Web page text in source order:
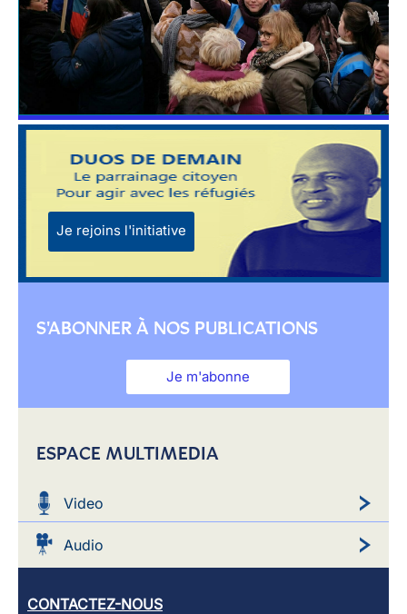
Je rejoins l'initiative
S'ABONNER À NOS PUBLICATIONS
Je m'abonne
ESPACE MULTIMEDIA
Video
Audio
CONTACTEZ-NOUS